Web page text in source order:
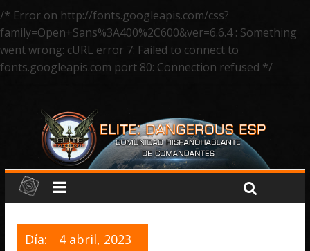
/* Error on http://fonts.googleapis.com/css?
family=Open+Sans%3A400%2C600&ver=6.6.4 : Something
went wrong: cURL error 7: Failed to connect to
fonts.googleapis.com port 80: Connection refused */
Día: 4 abril, 2023